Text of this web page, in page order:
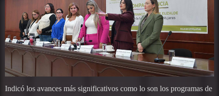
Indicó los avances más significativos como lo son los programas de